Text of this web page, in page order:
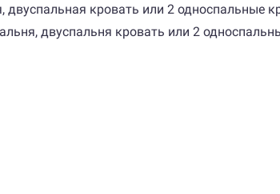
двуспальная кровать или 2
двуспальня кровать или 2